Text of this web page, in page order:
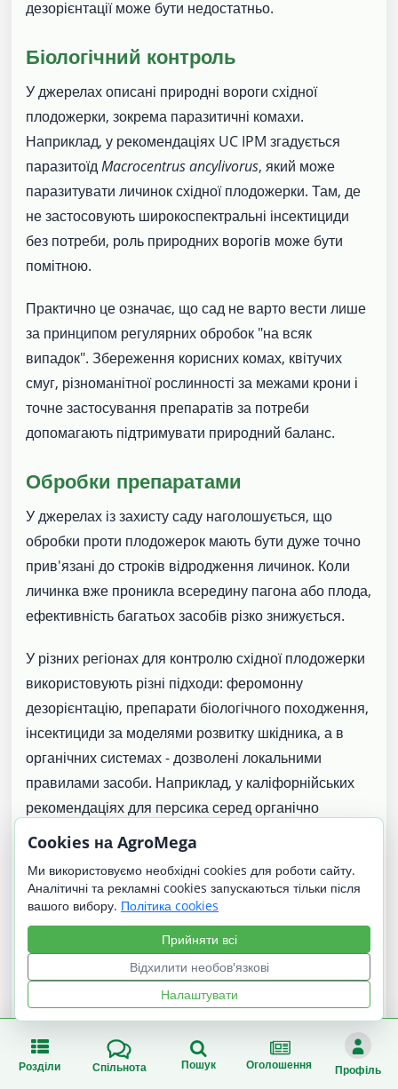
дезорієнтації може бути недостатньо.
Біологічний контроль
У джерелах описані природні вороги східної
плодожерки, зокрема паразитичні комахи.
Наприклад, у рекомендаціях UC IPM згадується
паразитоїдMacrocentrus ancylivorus, який може
паразитувати личинок східної плодожерки. Там, де
не застосовують широкоспектральні інсектициди
без потреби, роль природних ворогів може бути
помітною.
Практично це означає, що сад не варто вести лише
за принципом регулярних обробок "на всяк
випадок". Збереження корисних комах, квітучих
смуг, різноманітної рослинності за межами крони і
точне застосування препаратів за потреби
допомагають підтримувати природний баланс.
Обробки препаратами
У джерелах із захисту саду наголошується, що
обробки проти плодожерок мають бути дуже точно
прив'язані до строків відродження личинок. Коли
личинка вже проникла всередину пагона або плода,
ефективність багатьох засобів різко знижується.
У різних регіонах для контролю східної плодожерки
використовують різні підходи: феромонну
дезорієнтацію, препарати біологічного походження,
інсектициди за моделями розвитку шкідника, а в
органічних системах - дозволені локальними
правилами засоби. Наприклад, у каліфорнійських
рекомендаціях для персика серед органічно
прийнятних інструментів згадуються феромонні
методи, підтримка природних ворогів і окремі
дозволені формуляції спіносаду. Це регіональний
приклад, а не універсальна рекомендація для всіх
країн і культур.
захист рослин у цій статті має довідковий
Розділи Спільнота Пошук Оголошення Профіль
Cookies на AgroMega
Ми використовуємо необхідні cookies для роботи сайту.
Аналітичні та рекламні cookies запускаються тільки після
вашого вибору. Політика cookies
Прийняти всі
Відхилити необов'язкові
Налаштувати